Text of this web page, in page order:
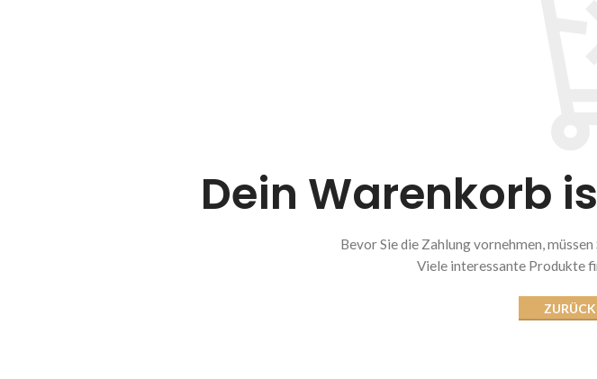
Dein Warenkorb
Bevor Sie die Zahlung vornehmen,
Viele interessante Produkte